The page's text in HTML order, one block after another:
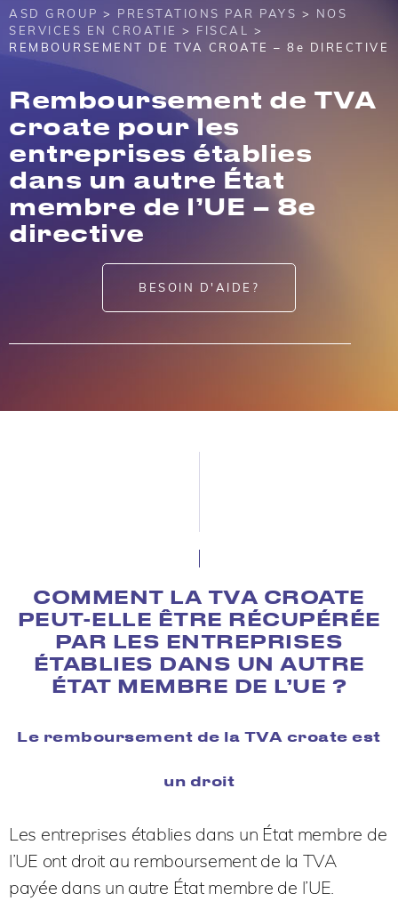
ASD GROUP > PRESTATIONS PAR PAYS > NOS
SERVICES EN CROATIE > FISCAL
>
REMBOURSEMENT DE TVA CROATE – 8e DIRECTIVE
Remboursement de TVA
croate pour les
entreprises établies
dans un autre État
membre de l’UE – 8e
directive
BESOIN D'AIDE?
COMMENT LA TVA CROATE
PEUT-ELLE ÊTRE RÉCUPÉRÉE
PAR LES ENTREPRISES
ÉTABLIES DANS UN AUTRE
ÉTAT MEMBRE DE L’UE ?
Le remboursement de la TVA croate est
un droit
Les entreprises établies dans un État membre de
l’UE ont droit au remboursement de la TVA
payée dans un autre État membre de l’UE.